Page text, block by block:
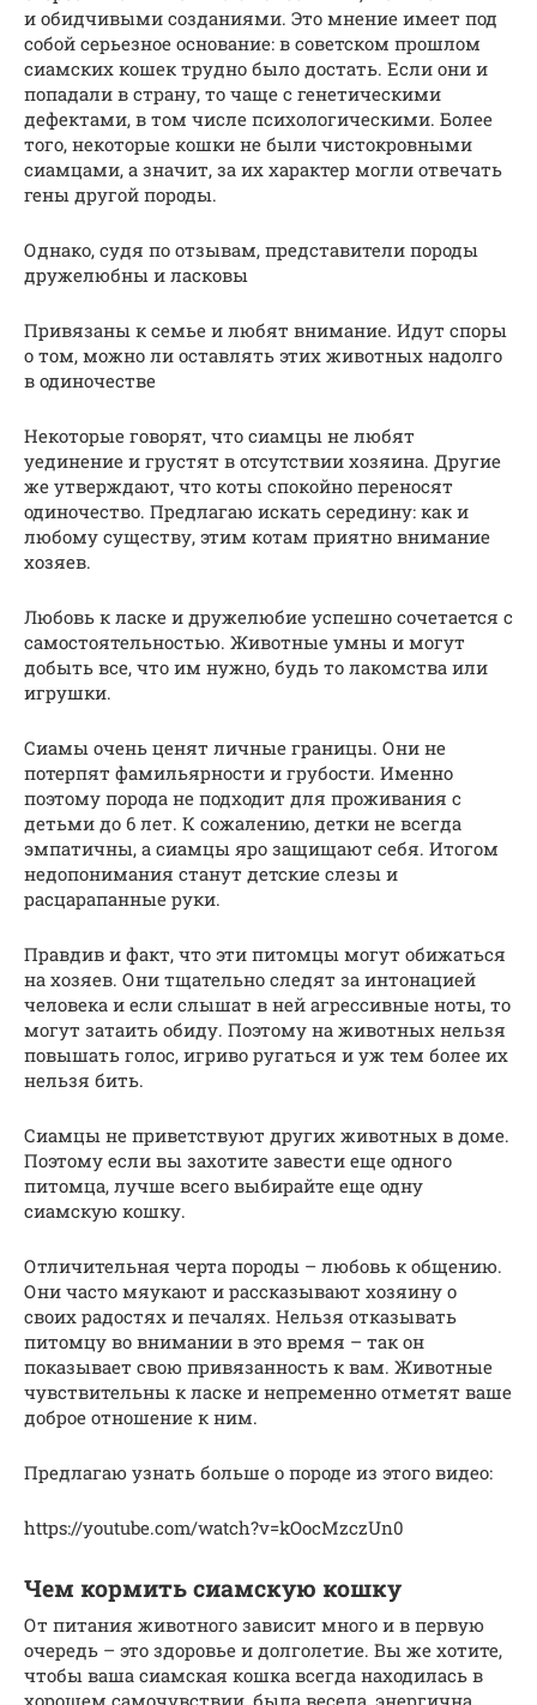
и обидчивыми созданиями. Это мнение имеет под
собой серьезное основание: в советском прошлом
сиамских кошек трудно было достать. Если они и
попадали в страну, то чаще с генетическими
дефектами, в том числе психологическими. Более
того, некоторые кошки не были чистокровными
сиамцами, а значит, за их характер могли отвечать
гены другой породы.
Однако, судя по отзывам, представители породы
дружелюбны и ласковы
Привязаны к семье и любят внимание. Идут споры
о том, можно ли оставлять этих животных надолго
в одиночестве
Некоторые говорят, что сиамцы не любят
уединение и грустят в отсутствии хозяина. Другие
же утверждают, что коты спокойно переносят
одиночество. Предлагаю искать середину: как и
любому существу, этим котам приятно внимание
хозяев.
Любовь к ласке и дружелюбие успешно сочетается с
самостоятельностью. Животные умны и могут
добыть все, что им нужно, будь то лакомства или
игрушки.
Сиамы очень ценят личные границы. Они не
потерпят фамильярности и грубости. Именно
поэтому порода не подходит для проживания с
детьми до 6 лет. К сожалению, детки не всегда
эмпатичны, а сиамцы яро защищают себя. Итогом
недопонимания станут детские слезы и
расцарапанные руки.
Правдив и факт, что эти питомцы могут обижаться
на хозяев. Они тщательно следят за интонацией
человека и если слышат в ней агрессивные ноты, то
могут затаить обиду. Поэтому на животных нельзя
повышать голос, игриво ругаться и уж тем более их
нельзя бить.
Сиамцы не приветствуют других животных в доме.
Поэтому если вы захотите завести еще одного
питомца, лучше всего выбирайте еще одну
сиамскую кошку.
Отличительная черта породы – любовь к общению.
Они часто мяукают и рассказывают хозяину о
своих радостях и печалях. Нельзя отказывать
питомцу во внимании в это время – так он
показывает свою привязанность к вам. Животные
чувствительны к ласке и непременно отметят ваше
доброе отношение к ним.
Предлагаю узнать больше о породе из этого видео:
https://youtube.com/watch?v=kOocMzczUn0
Чем кормить сиамскую кошку
От питания животного зависит много и в первую
очередь – это здоровье и долголетие. Вы же хотите,
чтобы ваша сиамская кошка всегда находилась в
хорошем самочувствии, была весела, энергична,